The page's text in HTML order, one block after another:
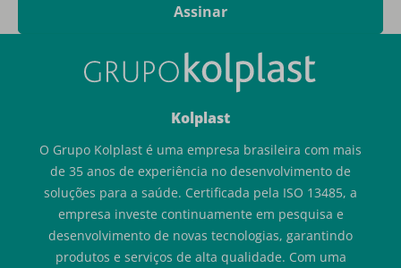
Assinar
Kolplast
O Grupo Kolplast é uma empresa brasileira com mais
de 35 anos de experiência no desenvolvimento de
soluções para a saúde. Certificada pela ISO 13485, a
empresa investe continuamente em pesquisa e
desenvolvimento de novas tecnologias, garantindo
produtos e serviços de alta qualidade. Com uma